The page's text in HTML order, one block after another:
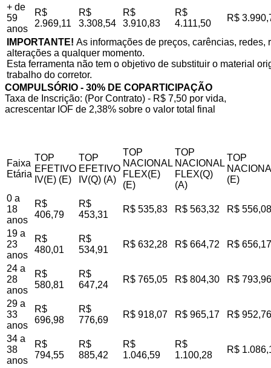
+ de
59
anos
R$
2.969,11
R$
3.308,54
R$
3.910,83
R$
4.111,50
R$
IMPORTANTE! As informações de preços, carências,
alterações a qualquer momento.
Esta ferramenta não tem o objetivo de substituir o material
trabalho do corretor.
COMPULSÓRIO - 30% DE COPARTICIPAÇÃO
Taxa de Inscrição: (Por Contrato) - R$ 7,50 por vida,
acrescentar IOF de 2,38% sobre o valor total final
Faixa
Etária
TOP
EFETIVO
IV(E) (E)
TOP
EFETIVO
IV(Q) (A)
TOP
NACIONAL
FLEX(E)
(E)
TOP
NACIONAL
FLEX(Q)
(A)
TOP
(E)
0 a
18
anos
R$
406,79
R$
453,31
R$ 535,83 R$ 563,32 R$ 556,08
19 a
23
anos
R$
480,01
R$
534,91
R$ 632,28 R$ 664,72 R$ 656,17
24 a
28
anos
R$
580,81
R$
647,24
R$ 765,05 R$ 804,30 R$ 793,96
29 a
33
anos
R$
696,98
R$
776,69
R$ 918,07 R$ 965,17 R$ 952,76
34 a
38
anos
R$
794,55
R$
885,42
R$
1.046,59
R$
1.100,28
R$